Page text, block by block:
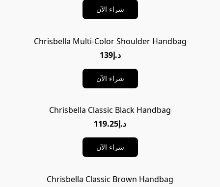
شراء الآن
Chrisbella Multi-Color Shoulder Handbag
د.إ139
شراء الآن
Chrisbella Classic Black Handbag
د.إ119.25
شراء الآن
Chrisbella Classic Brown Handbag